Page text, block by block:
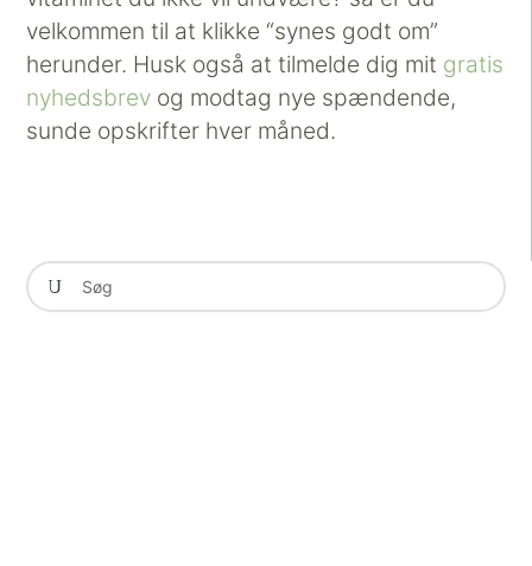
velkommen til at klikke “synes godt om”
herunder. Husk også at tilmelde dig mit gratis
nyhedsbrev og modtag nye spændende,
sunde opskrifter hver måned.